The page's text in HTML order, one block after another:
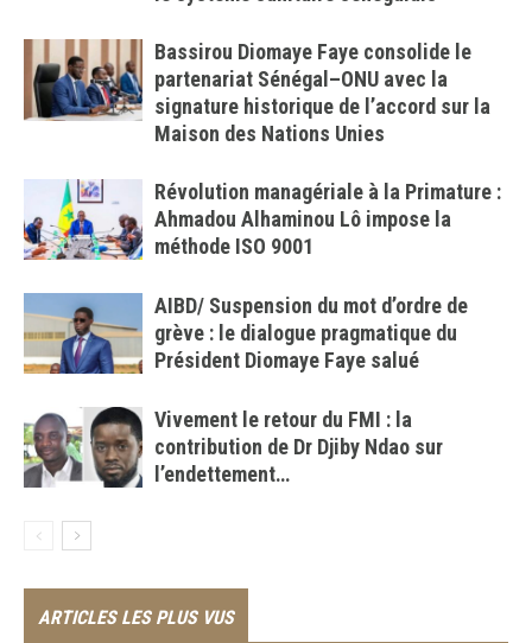
Bassirou Diomaye Faye consolide le
partenariat Sénégal–ONU avec la
signature historique de l’accord sur la
Maison des Nations Unies
Révolution managériale à la Primature :
Ahmadou Alhaminou Lô impose la
méthode ISO 9001
AIBD/ Suspension du mot d’ordre de
grève : le dialogue pragmatique du
Président Diomaye Faye salué
Vivement le retour du FMI : la
contribution de Dr Djiby Ndao sur
l’endettement…
ARTICLES LES PLUS VUS